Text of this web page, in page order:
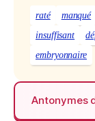
raté manqué
insuffisant
embryonnaire
Antonymes